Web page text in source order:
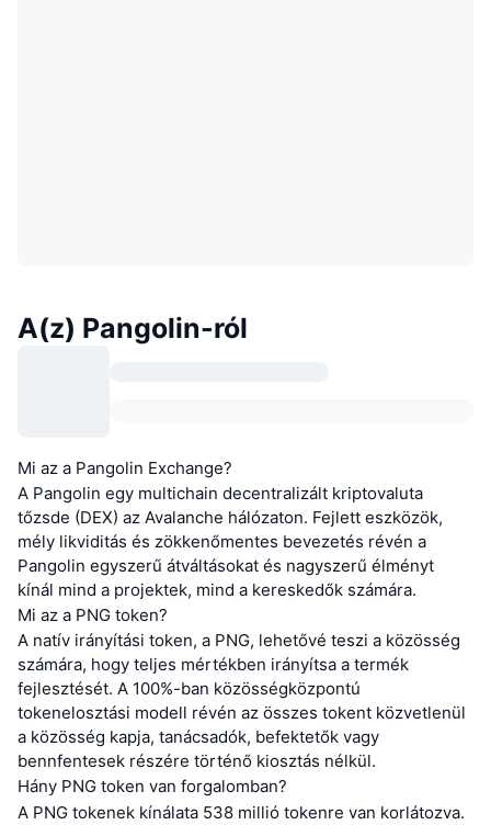
A(z) Pangolin-ról
Mi az a Pangolin Exchange?
A Pangolin egy multichain decentralizált kriptovaluta
tőzsde (DEX) az Avalanche hálózaton. Fejlett eszközök,
mély likviditás és zökkenőmentes bevezetés révén a
Pangolin egyszerű átváltásokat és nagyszerű élményt
kínál mind a projektek, mind a kereskedők számára.
Mi az a PNG token?
A natív irányítási token, a PNG, lehetővé teszi a közösség
számára, hogy teljes mértékben irányítsa a termék
fejlesztését. A 100%-ban közösségközpontú
tokenelosztási modell révén az összes tokent közvetlenül
a közösség kapja, tanácsadók, befektetők vagy
bennfentesek részére történő kiosztás nélkül.
Hány PNG token van forgalomban?
A PNG tokenek kínálata 538 millió tokenre van korlátozva.